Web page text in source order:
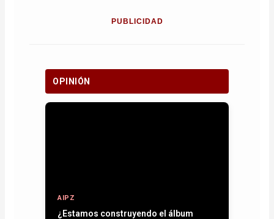
PUBLICIDAD
OPINIÓN
AIPZ
¿Estamos construyendo el álbum